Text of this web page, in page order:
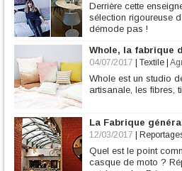
Derrière cette
sélection rigoureuse
démode pas !
Whole, la fabrique
04/07/2017 Textile
Whole est un studio
artisanale, les fibres,
La Fabrique
12/03/2017
Quel est le point
casque de moto ?